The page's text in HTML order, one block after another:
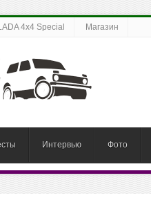
4x4 Special Магазин
Интервью Фото